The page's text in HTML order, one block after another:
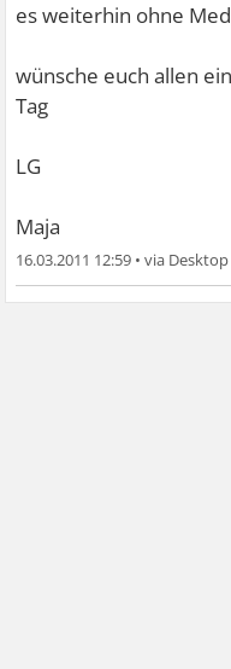
es weiterhin ohne
wünsche euch allen
Tag
LG
Maja
16.03.2011 12:59 •